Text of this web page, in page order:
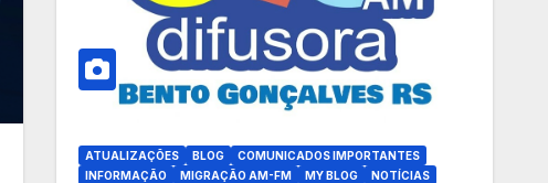
ATUALIZAÇÕES BLOG
COMUNICADOS IMPORTANTES
INFORMAÇÃO
MIGRAÇÃO AM-FM MY BLOG
NOTÍCIAS